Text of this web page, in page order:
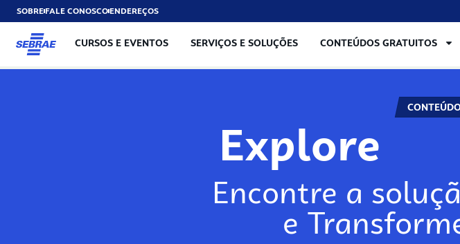
SOBREFALE CONOSCOENDEREÇOS
CURSOS E EVENTOS SERVIÇOS E SOLUÇÕES CONTEÚDOS GRATUITOS
Explore
Encontre a
e